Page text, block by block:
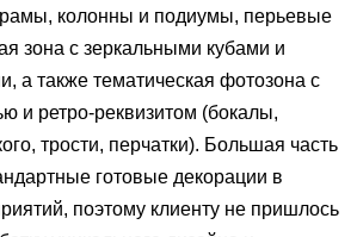
колонны и подиумы, перьевые
зона с зеркальными кубами и
а также тематическая фотозона с
и ретро‑реквизитом (бокалы,
трости, перчатки). Большая часть
готовые декорации в
поэтому клиенту не пришлось